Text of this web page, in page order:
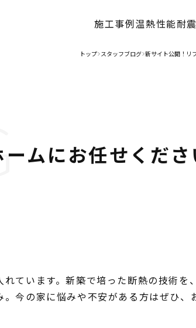
施工事例温熱性能耐
トップ
>
スタッフブログ
>
新サイト公開！リ
ムにお任せくださ
ています。新築で培った断熱の技術を
今の家に悩みや不安がある方はぜひ、